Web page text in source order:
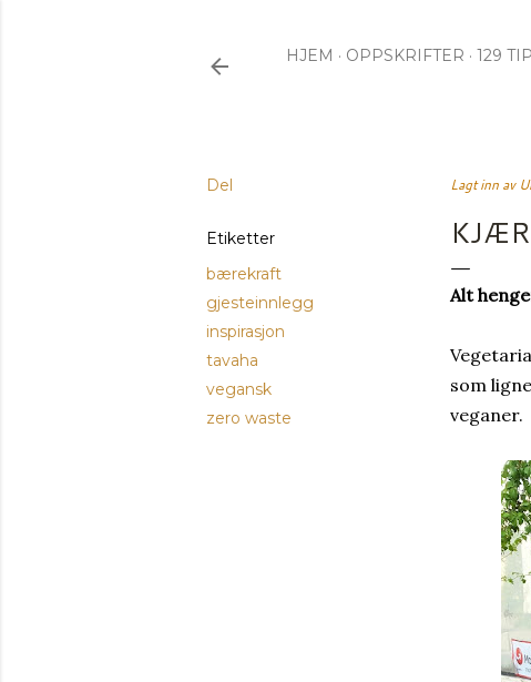
HJEM OPPSKRIFTER 129
Del
Etiketter
bærekraft
gjesteinnlegg
inspirasjon
tavaha
vegansk
zero waste
Lagt inn av
Alt
som
veganer.